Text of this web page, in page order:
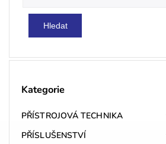
Hledat
Kategorie
PŘÍSTROJOVÁ TECHNIKA
PŘÍSLUŠENSTVÍ